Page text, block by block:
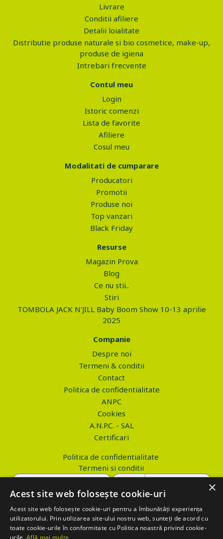
Livrare
Conditii afiliere
Detalii loialitate
Distributie produse naturale si bio cosmetice, make-up,
produse de igiena
Intrebari frecvente
Contul meu
Login
Istoric comenzi
Lista de favorite
Afiliere
Cosul meu
Modalitati de cumparare
Producatori
Promotii
Produse noi
Top vanzari
Black Friday
Resurse
Magazin Prova
Blog
Ce nu stii..
Stiri
TOMBOLA JACK N'JILL Baby Boom Show 10-13 aprilie
2025
Companie
Despre noi
Termeni & conditii
Contact
Politica de confidentialitate
ANPC
Cookies
A.N.P.C. - SAL
Certificari
Politica de confidentialitate
Termeni si conditii
Copyright © 2026 PROVA.ro
$('.btn_gdpr').click(function() { //alert('test'); var values='';
×
Acest site web folosește cookie-uri
Acest site web folosește cookie-uri pentru a îmbunătăți experiența
utilizatorului. Prin utilizarea site-ului nostru web, sunteți de acord cu
toate cookie-urile în conformitate cu Politica noastră privind cookie-
urile.Află mai multe